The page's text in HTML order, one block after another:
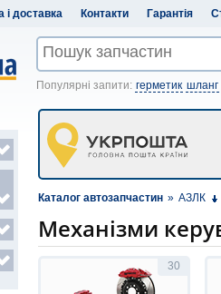
і доставка Контакти Гарантія
Популярні запити: герметик шланг
Каталог автозапчастин » АЗЛК
Механізми
30